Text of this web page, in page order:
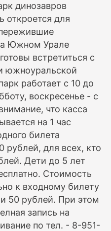
динозавров
откроется для
Южном Урале
встретиться с
южноуральской
работает с 10 до
воскресенье - с
что касса
на 1 час
билета
рублей, для всех, кто
Дети до 5 лет
Стоимость
к входному билету
50 рублей. При этом
запись на
по тел. - 8-951-